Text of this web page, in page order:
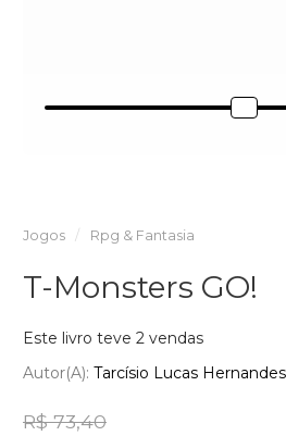
Jogos Rpg & Fantasia
T-Monsters GO!
Este livro teve 2 vendas
Autor(a): Tarcísio Lucas
R$ 73,40